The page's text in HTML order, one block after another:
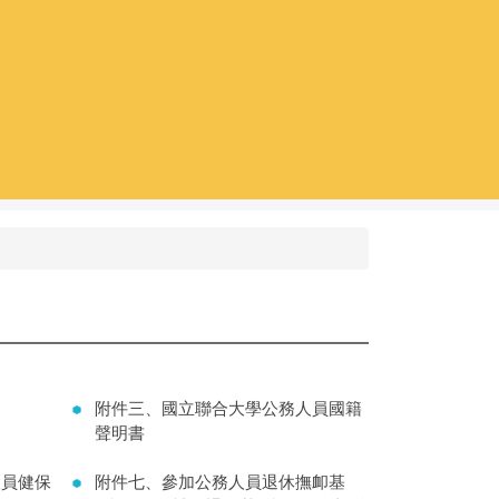
附件三、國立聯合大學公務人員國籍
聲明書
健保
附件七、參加公務人員退休撫卹基